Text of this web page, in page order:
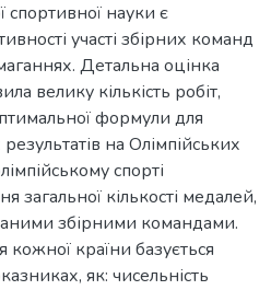
спортивної науки є
участі збірних команд
Детальна оцінка
велику кількість робіт,
формули для
на Олімпійських
спорті
загальної кількості медалей,
збірними командами.
країни базується
як: чисельність